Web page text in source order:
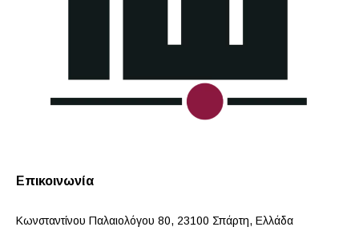
Επικοινωνία
Κωνσταντίνου Παλαιολόγου 80, 23100 Σπάρτη, Ελλάδα